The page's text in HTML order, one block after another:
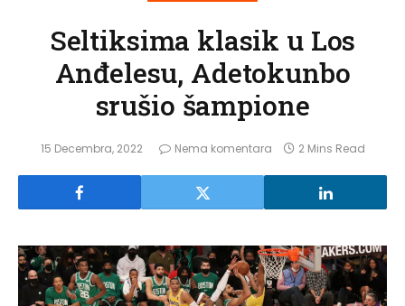
Seltiksima klasik u Los
Anđelesu, Adetokunbo
srušio šampione
15 Decembra, 2022 Nema komentara 2 Mins Read